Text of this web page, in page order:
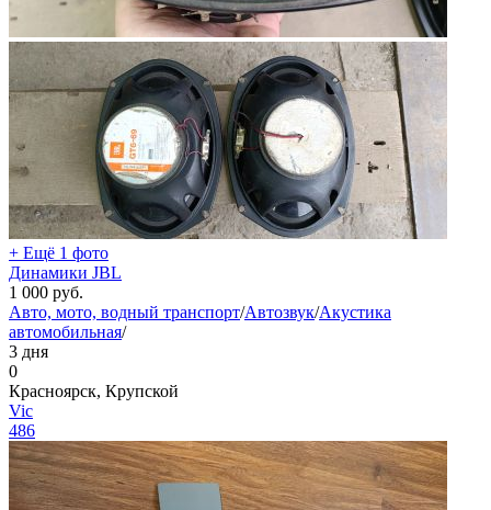
+ Ещё 1 фото
Динамики JBL
1 000 руб.
Авто, мото, водный транспорт/Автозвук/Акустика
автомобильная/
3 дня
0
Красноярск, Крупской
Vic
486